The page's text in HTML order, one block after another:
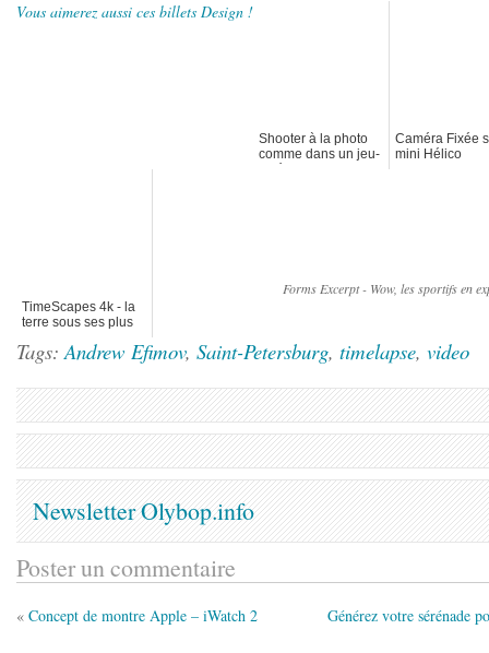
Vous aimerez aussi ces billets Design !
Shooter à la photo
comme dans un jeu-
Caméra Fixée
mini Hélico
TimeScapes 4k - la
terre sous ses plus
Forms Excerpt - Wow, les sportifs en
Tags:Andrew Efimov, Saint-Petersburg, timelapse, video
Newsletter Olybop.info
Poster un commentaire
« Concept de montre Apple – iWatch 2 Générez votre sérénade